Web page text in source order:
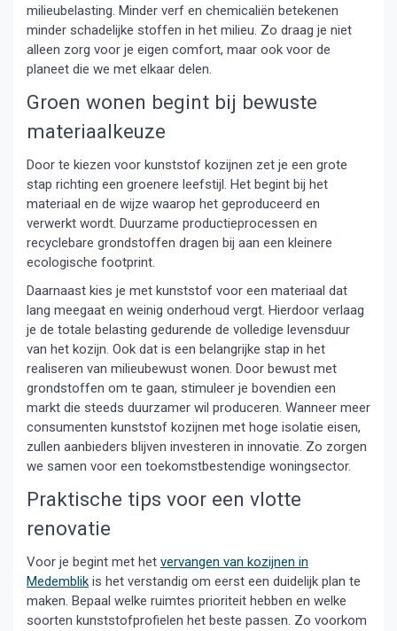
milieubelasting. Minder verf en chemicaliën betekenen
minder schadelijke stoffen in het milieu. Zo draag je niet
alleen zorg voor je eigen comfort, maar ook voor de
planeet die we met elkaar delen.
Groen wonen begint bij bewuste
materiaalkeuze
Door te kiezen voor kunststof kozijnen zet je een grote
stap richting een groenere leefstijl. Het begint bij het
materiaal en de wijze waarop het geproduceerd en
verwerkt wordt. Duurzame productieprocessen en
recyclebare grondstoffen dragen bij aan een kleinere
ecologische footprint.
Daarnaast kies je met kunststof voor een materiaal dat
lang meegaat en weinig onderhoud vergt. Hierdoor verlaag
je de totale belasting gedurende de volledige levensduur
van het kozijn. Ook dat is een belangrijke stap in het
realiseren van milieubewust wonen. Door bewust met
grondstoffen om te gaan, stimuleer je bovendien een
markt die steeds duurzamer wil produceren. Wanneer meer
consumenten kunststof kozijnen met hoge isolatie eisen,
zullen aanbieders blijven investeren in innovatie. Zo zorgen
we samen voor een toekomstbestendige woningsector.
Praktische tips voor een vlotte
renovatie
Voor je begint met het vervangen van kozijnen in
Medemblik is het verstandig om eerst een duidelijk plan te
maken. Bepaal welke ruimtes prioriteit hebben en welke
soorten kunststofprofielen het beste passen. Zo voorkom